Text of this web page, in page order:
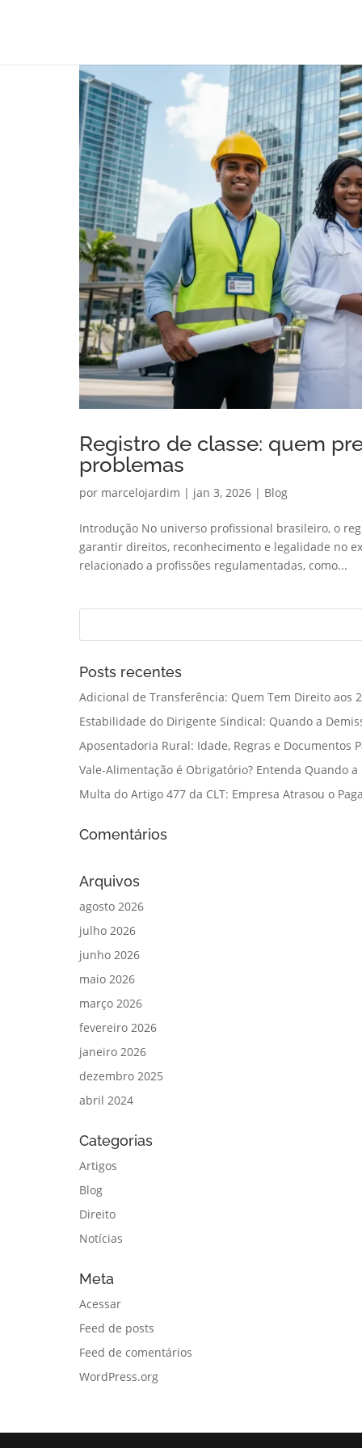
Registro de classe: quem
problemas
por marcelojardim | jan 3, 2026 | Blog
Introdução No universo profissional brasileiro, o
garantir direitos, reconhecimento e legalidade no
relacionado a profissões regulamentadas, como...
Posts recentes
Adicional de Transferência: Quem Tem Direito aos
Estabilidade do Dirigente Sindical: Quando a
Aposentadoria Rural: Idade, Regras e Documentos
Vale-Alimentação é Obrigatório? Entenda Quando
Multa do Artigo 477 da CLT: Empresa Atrasou o
Comentários
Arquivos
agosto 2026
julho 2026
junho 2026
maio 2026
março 2026
fevereiro 2026
janeiro 2026
dezembro 2025
abril 2024
Categorias
Artigos
Blog
Direito
Notícias
Meta
Acessar
Feed de posts
Feed de comentários
WordPress.org